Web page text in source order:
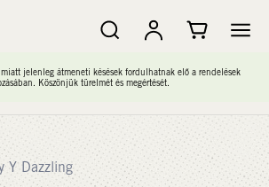
jelenleg átmeneti késések fordulhatnak elő a rendelések
Köszönjük türelmét és megértését.
Y Dazzling